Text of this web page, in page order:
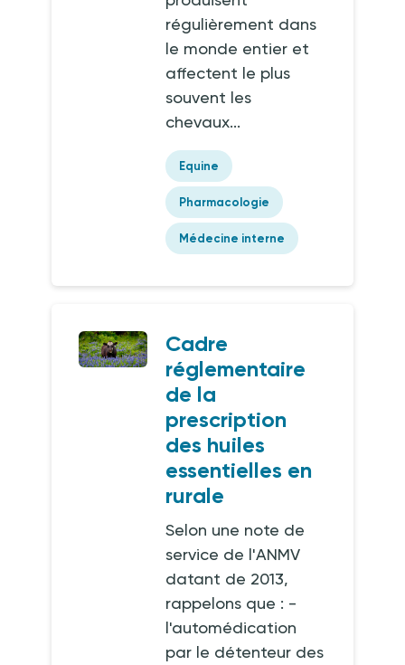
régulièrement dans
le monde entier et
affectent le plus
souvent les
chevaux...
Equine
Pharmacologie
Médecine interne
Cadre
réglementaire
de la
prescription
des huiles
essentielles en
rurale
Selon une note de
service de l'ANMV
datant de 2013,
rappelons que : -
l'automédication
par le détenteur des